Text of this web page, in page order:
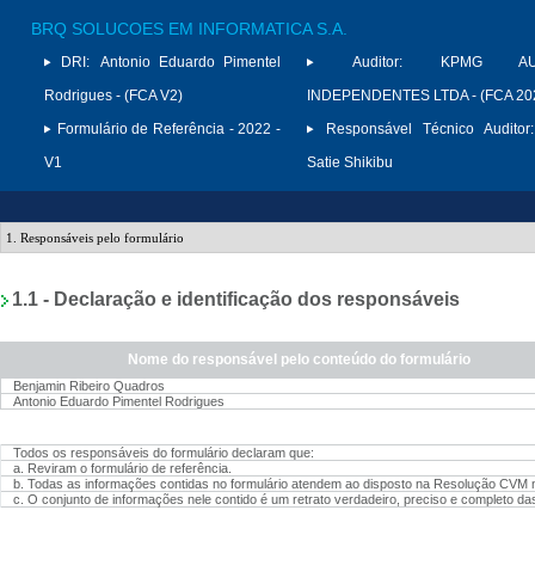
BRQ SOLUCOES EM INFORMATICA S.A.
DRI:
Antonio Eduardo Pimentel
Rodrigues - (FCA V2)
Formulário de Referência - 2022 -
V1
Auditor:
KPMG
INDEPENDENTES LTDA - (FCA
Responsável Técnico Auditor:
Satie Shikibu